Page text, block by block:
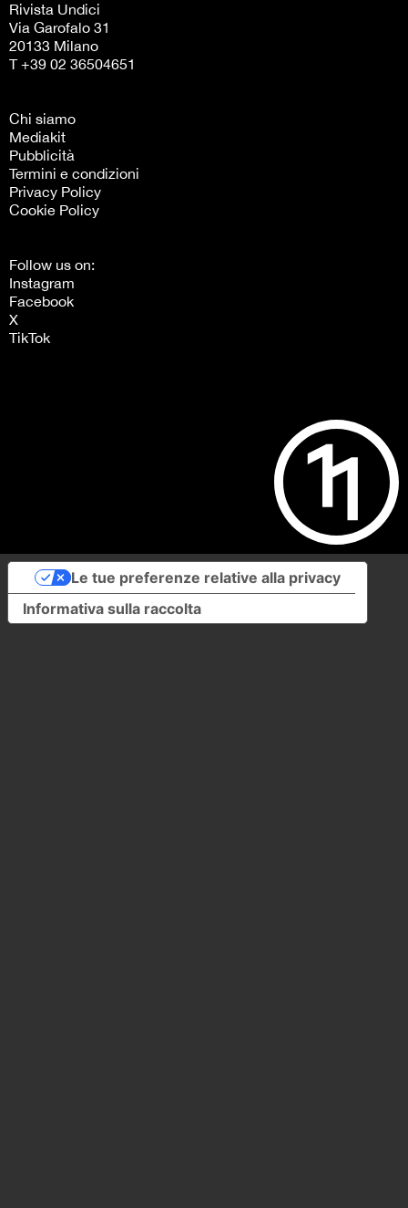
Rivista Undici
Via Garofalo 31
20133 Milano
T +39 02 36504651
Chi siamo
Mediakit
Pubblicità
Termini e condizioni
Privacy Policy
Cookie Policy
Follow us on:
Instagram
Facebook
X
TikTok
Informativa sulla raccolta
Le tue preferenze relative alla privacy